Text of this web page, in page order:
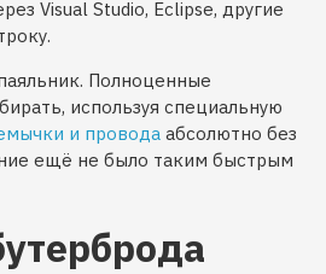
Visual Studio, Eclipse, другие
Полноценные
используя специальную
и провода абсолютно без
ещё не было таким быстрым